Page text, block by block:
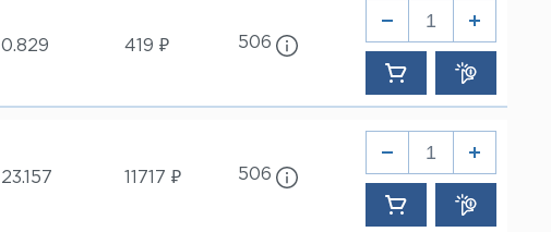
0.829 419 ₽ 506
23.157 11717 ₽ 506